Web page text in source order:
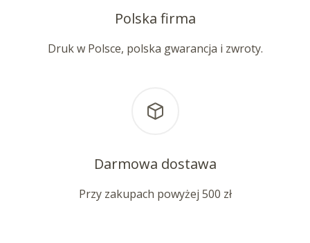
Polska firma
Druk w Polsce, polska gwarancja i zwroty.
Darmowa dostawa
Przy zakupach powyżej 500 zł